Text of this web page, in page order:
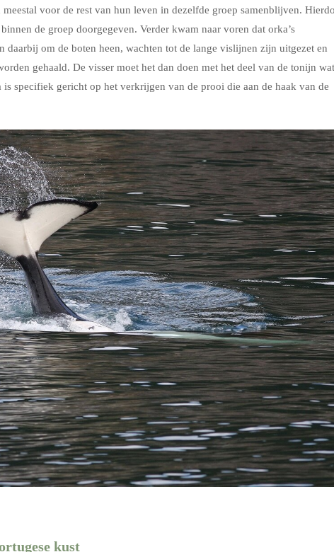
voor de rest van hun leven in dezelfde groep samenblijven.
de groep doorgegeven. Verder kwam naar voren dat orka’s
daarbij om de boten heen, wachten tot de lange vislijnen zijn uitgezet en
gehaald. De visser moet het dan doen met het deel van de tonijn wat
specifiek gericht op het verkrijgen van de prooi die aan de haak van de
kust